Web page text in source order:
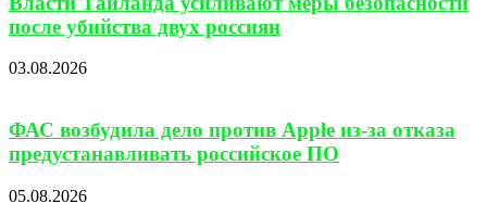
после убийства двух россиян
03.08.2026
ФАС возбудила дело против Apple из-за отказа
предустанавливать российское ПО
05.08.2026